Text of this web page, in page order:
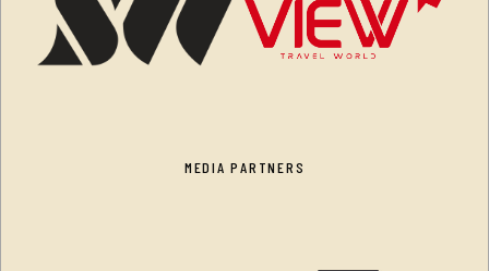
MEDIA PARTNERS